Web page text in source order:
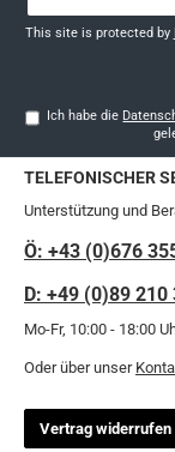
*
This site is protected by
Ich habe die
TELEFONISCHER
Unterstützung und
Ö: +43 (0)676
D: +49 (0)89 210
Mo-Fr, 10:00 - 18:00
Oder über unser
Vertrag widerrufen